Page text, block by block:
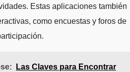
Estas aplicaciones también
como encuestas y foros de
Las Claves para Encontrar